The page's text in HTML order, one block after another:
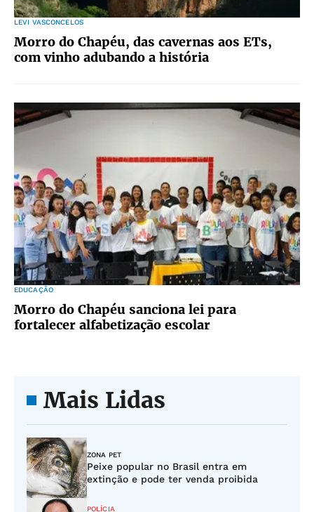
LEVI VASCONCELOS
Morro do Chapéu, das cavernas aos ETs,
com vinho adubando a história
EDUCAÇÃO
Morro do Chapéu sanciona lei para
fortalecer alfabetização escolar
Mais Lidas
ZONA PET
Peixe popular no Brasil entra em
extinção e pode ter venda proibida
POLÍCIA